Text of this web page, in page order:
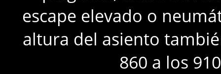
escape elevado o
altura del asiento
860 a los